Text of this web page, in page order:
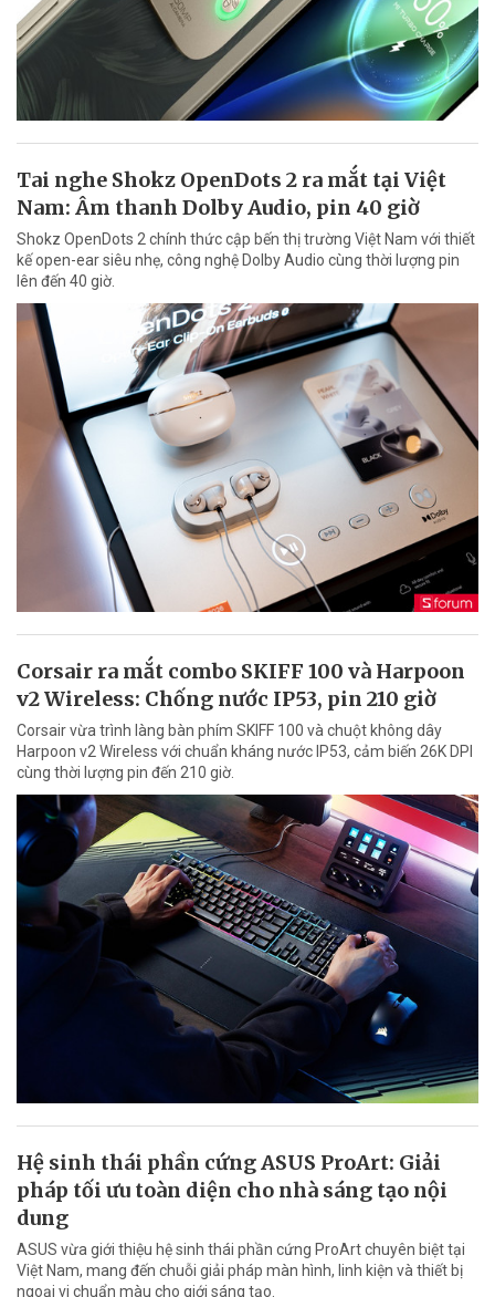
Tai nghe Shokz OpenDots 2 ra mắt tại Việt
Nam: Âm thanh Dolby Audio, pin 40 giờ
Shokz OpenDots 2 chính thức cập bến thị trường Việt Nam với thiết
kế open-ear siêu nhẹ, công nghệ Dolby Audio cùng thời lượng pin
lên đến 40 giờ.
Corsair ra mắt combo SKIFF 100 và Harpoon
v2 Wireless: Chống nước IP53, pin 210 giờ
Corsair vừa trình làng bàn phím SKIFF 100 và chuột không dây
Harpoon v2 Wireless với chuẩn kháng nước IP53, cảm biến 26K DPI
cùng thời lượng pin đến 210 giờ.
Hệ sinh thái phần cứng ASUS ProArt: Giải
pháp tối ưu toàn diện cho nhà sáng tạo nội
dung
ASUS vừa giới thiệu hệ sinh thái phần cứng ProArt chuyên biệt tại
Việt Nam, mang đến chuỗi giải pháp màn hình, linh kiện và thiết bị
ngoại vi chuẩn màu cho giới sáng tạo.